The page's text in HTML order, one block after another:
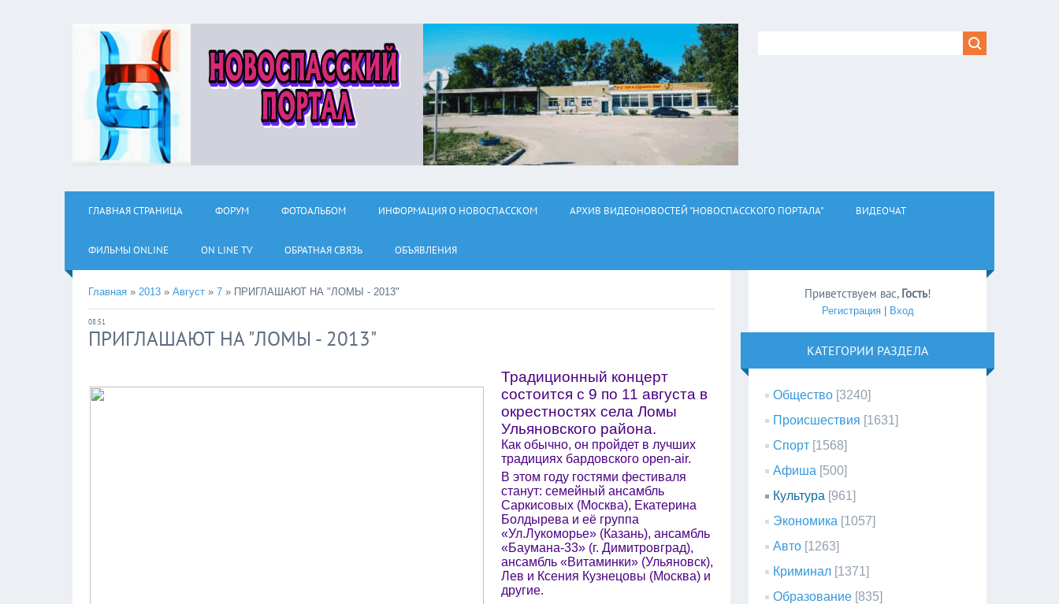
ГЛАВНАЯ СТРАНИЦА ФОРУМ ФОТОАЛЬБОМ ИНФОРМАЦИЯ О НОВОСПАССКОМ АРХИВ ВИДЕОНОВОСТЕЙ "НОВОСПАССКОГО ПОРТАЛА" ВИДЕОЧАТ
ФИЛЬМЫ ОNLINE ON LINE TV ОБРАТНАЯ СВЯЗЬ ОБЪЯВЛЕНИЯ
Главная » 2013 » Август » 7 » ПРИГЛАШАЮТ НА "ЛОМЫ - 2013"
08:51
ПРИГЛАШАЮТ НА "ЛОМЫ - 2013"
Традиционный концерт
состоится с 9 по 11 августа в
окрестностях села Ломы
Ульяновского района.
Как обычно, он пройдет в лучших
традициях бардовского open-air.
В этом году гостями фестиваля
станут: семейный ансамбль
Саркисовых (Москва), Екатерина
Болдырева и её группа
«Ул.Лукоморье» (Казань), ансамбль
«Баумана-33» (г. Димитровград),
ансамбль «Витаминки» (Ульяновск),
Лев и Ксения Кузнецовы (Москва) и
другие.
Приветствуем вас, Гость!
Регистрация| Вход
КАТЕГОРИИ РАЗДЕЛА
Общество [3240]
Происшествия [1631]
Спорт [1568]
Афиша [500]
Культура [961]
Экономика [1057]
Авто [1263]
Криминал [1371]
Образование [835]